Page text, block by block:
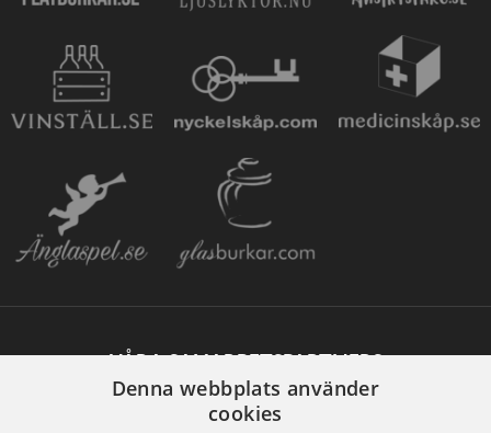
VÅRA SAMARBETSPARTNERS
Denna webbplats använder
cookies